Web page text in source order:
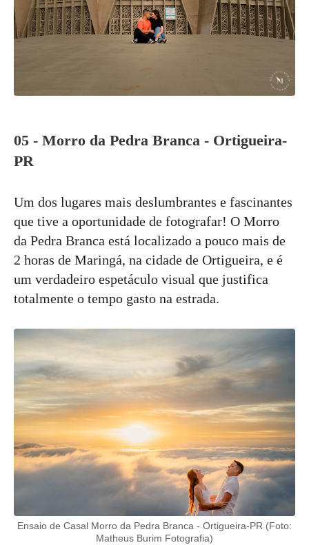
05 - Morro da Pedra Branca - Ortigueira-
PR
Um dos lugares mais deslumbrantes e fascinantes
que tive a oportunidade de fotografar! O Morro
da Pedra Branca está localizado a pouco mais de
2 horas de Maringá, na cidade de Ortigueira, e é
um verdadeiro espetáculo visual que justifica
totalmente o tempo gasto na estrada.
Ensaio de Casal Morro da Pedra Branca - Ortigueira-PR (Foto:
Matheus Burim Fotografia)